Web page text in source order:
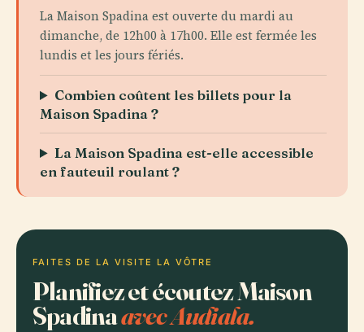
La Maison Spadina est ouverte du mardi au
dimanche, de 12h00 à 17h00. Elle est fermée les
lundis et les jours fériés.
Combien coûtent les billets pour la
Maison Spadina ?
La Maison Spadina est-elle accessible
en fauteuil roulant ?
FAITES DE LA VISITE LA VÔTRE
Planifiez et écoutez Maison
Spadinaavec Audiala.